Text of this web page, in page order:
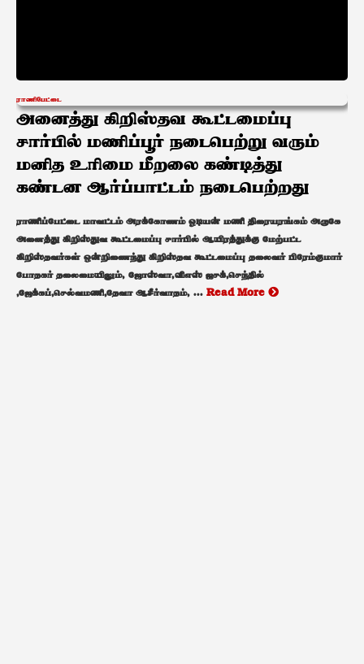
ராணிபேட்டை
அனைத்து கிறிஸ்தவ கூட்டமைப்பு
சார்பில் மணிப்பூர் நடைபெற்று வரும்
மனித உரிமை மீறலை கண்டித்து
கண்டன ஆர்ப்பாட்டம் நடைபெற்றது
ராணிப்பேட்டை மாவட்டம் அரக்கோணம் ஓடியன் மணி திரையரங்கம் அருகே
அனைத்து கிறிஸ்துவ கூட்டமைப்பு சார்பில் ஆயிரத்துக்கு மேற்பட்ட
கிறிஸ்தவர்கள் ஒன்றிணைந்து கிறிஸ்தவ கூட்டமைப்பு தலைவர் பிரேம்குமார்
போதகர் தலைமையிலும், ஜோஸ்வா,விஎஸ் ஐசக்,செந்தில்
,ஜேக்கப்,செல்வமணி,தேவா ஆசீர்வாதம், ... Read More